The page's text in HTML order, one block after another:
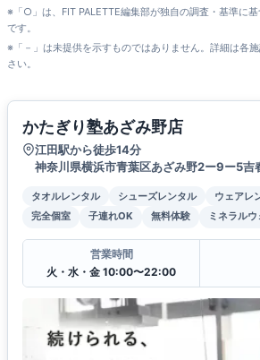
※「○」は、FIT PALETTE編集部が独自の調査・基準に
です。
※「－」は未提供を示すものではありません。詳細は各
さい。
かたぎり塾あざみ野店
江田駅から徒歩14分
神奈川県横浜市青葉区あざみ野2ー9ー5吉
タオルレンタル シューズレンタル ウェアレ
完全個室
子連れOK 無料体験 ミネラル
営業時間
火・水・金 10:00〜22:00